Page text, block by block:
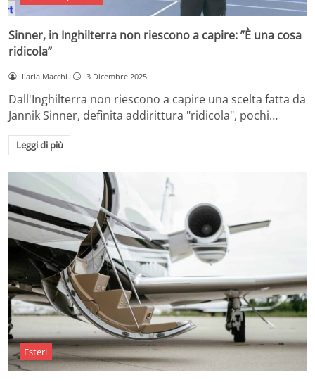
Sinner, in Inghilterra non riescono a capire: ”È una cosa
ridicola”
Ilaria Macchi 3 Dicembre 2025
Dall'Inghilterra non riescono a capire una scelta fatta da
Jannik Sinner, definita addirittura "ridicola", pochi…
Leggi di più
Esteri